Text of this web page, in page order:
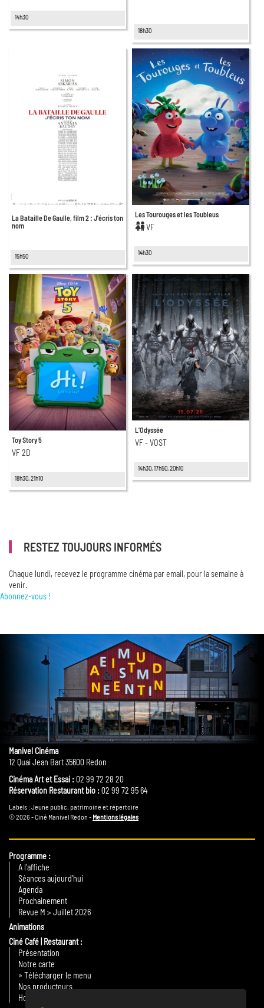
14h30
18h30
La Bataille De Gaulle, film 2 : J'écris ton
nom
15h50
Les Tourouges et les Toubleus
VF
14h30
Toy Story 5
VF 2D
18h30, 21h10
L'Odyssée
VF - VOST
14h30, 17h50, 20h10
RESTEZ TOUJOURS INFORMÉS
Chaque lundi, recevez le programme cinéma par email, pour la semaine à
venir.
Abonnez-vous !
Manivel Cinéma
12 Quai Jean Bart 35600 Redon
Cinéma Art et Essai :02 99 72 28 20
Réservation Restaurant bio :02 99 72 95 64
Labels : Jeune public, patrimoine et répertoire
© 2026 - Ciné Manivel Redon - Mentions légales
Programme
A l'affiche
Séances aujourd'hui
Agenda
Prochainement
Revue M > Juillet 2026
Animations
Ciné Café | Restaurant
Présentation
Notre carte
» Télécharger le menu
Nos producteurs
Horaires